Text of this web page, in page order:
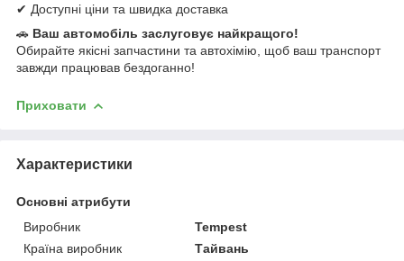
✔ Доступні ціни та швидка доставка
🚗 Ваш автомобіль заслуговує найкращого!
Обирайте якісні запчастини та автохімію, щоб ваш транспорт
завжди працював бездоганно!
Приховати
Характеристики
Основні атрибути
Виробник
Tempest
Країна виробник
Тайвань